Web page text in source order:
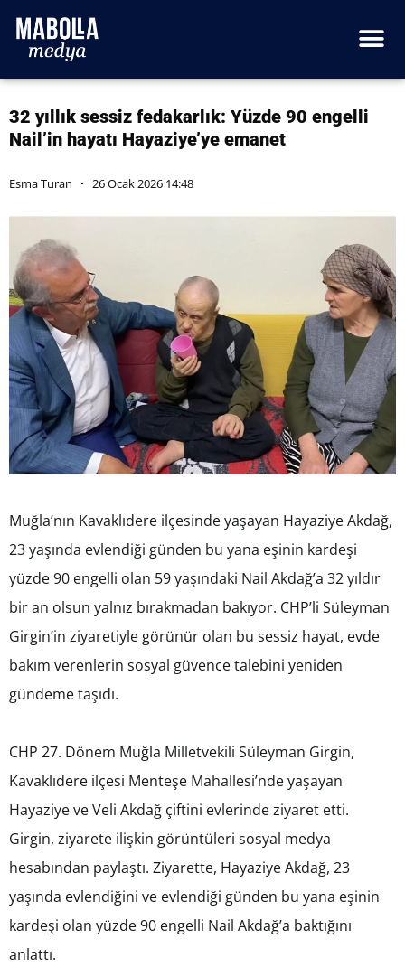
32 yıllık sessiz fedakarlık: Yüzde 90 engelli
Nail’in hayatı Hayaziye’ye emanet
Esma Turan 26 Ocak 2026 14:48
Muğla’nın Kavaklıdere ilçesinde yaşayan Hayaziye Akdağ,
23 yaşında evlendiği günden bu yana eşinin kardeşi
yüzde 90 engelli olan 59 yaşındaki Nail Akdağ’a 32 yıldır
bir an olsun yalnız bırakmadan bakıyor. CHP’li Süleyman
Girgin’in ziyaretiyle görünür olan bu sessiz hayat, evde
bakım verenlerin sosyal güvence talebini yeniden
gündeme taşıdı.
CHP 27. Dönem Muğla Milletvekili Süleyman Girgin,
Kavaklıdere ilçesi Menteşe Mahallesi’nde yaşayan
Hayaziye ve Veli Akdağ çiftini evlerinde ziyaret etti.
Girgin, ziyarete ilişkin görüntüleri sosyal medya
hesabından paylaştı. Ziyarette, Hayaziye Akdağ, 23
yaşında evlendiğini ve evlendiği günden bu yana eşinin
kardeşi olan yüzde 90 engelli Nail Akdağ’a baktığını
anlattı.